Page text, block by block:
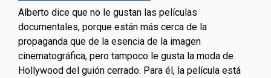
Alberto dice que no le gustan las películas
documentales, porque están más cerca de la
propaganda que de la esencia de la imagen
cinematográfica, pero tampoco le gusta la moda de
Hollywood del guión cerrado. Para él, la película está